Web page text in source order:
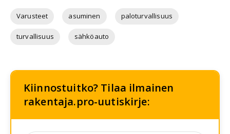
Varusteet asuminen paloturvallisuus
turvallisuus sähköauto
Kiinnostuitko? Tilaa ilmainen
rakentaja.pro-uutiskirje: